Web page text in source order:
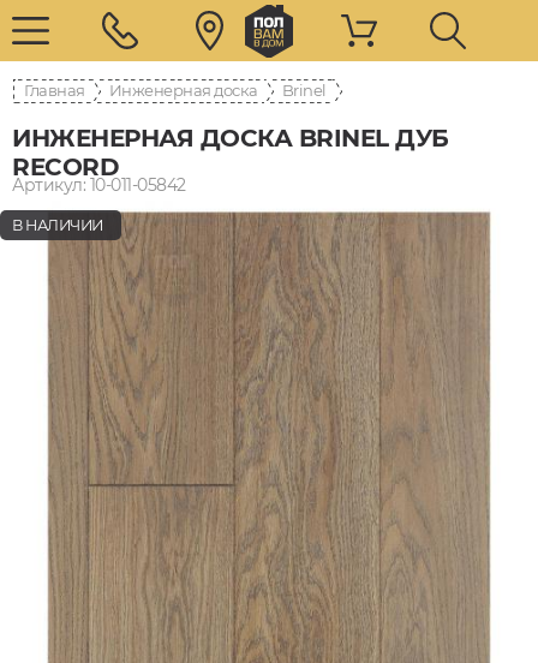
Главная Инженерная доска Brinel
ИНЖЕНЕРНАЯ ДОСКА BRINEL ДУБ
RECORD
Артикул: 10-011-05842
В НАЛИЧИИ